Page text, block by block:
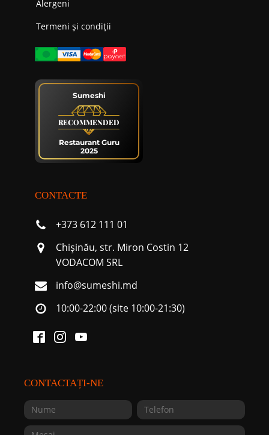
Alergeni
Termeni și condiții
Sumeshi
RECOMMENDED
Restaurant Guru
2025
CONTACTE
+373 612 111 01
Chişinău, str. Miron Costin 12
VODACOM SRL
info@sumeshi.md
10:00-22:00 (site 10:00-21:30)
CONTACTAȚI-NE